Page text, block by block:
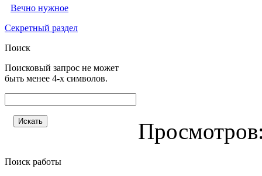
Вечно нужное
Секретный раздел
Поиск
Поисковый запрос не может
быть менее 4-х символов.
Поиск работы